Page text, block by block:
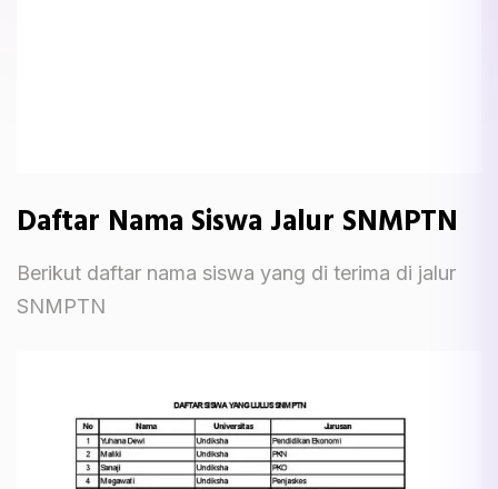
Daftar Nama Siswa Jalur SNMPTN
Berikut daftar nama siswa yang di terima di jalur
SNMPTN